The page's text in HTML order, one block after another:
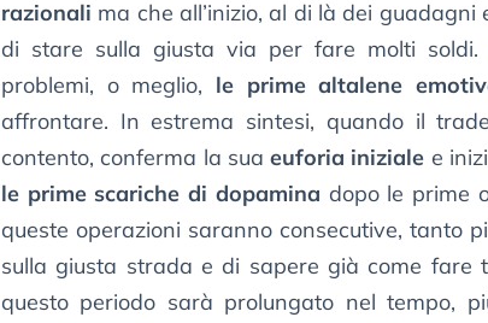
razionali ma che all’inizio, al di là dei
di stare sulla giusta via per fare molti
problemi, o meglio, le prime altalene
affrontare. In estrema sintesi, quando il
contento, conferma la suaeuforia iniziale e
le prime scariche di dopamina dopo le prime
queste operazioni saranno consecutive, tanto
sulla giusta strada e di sapere già come fare
questo periodo sarà prolungato nel tempo,